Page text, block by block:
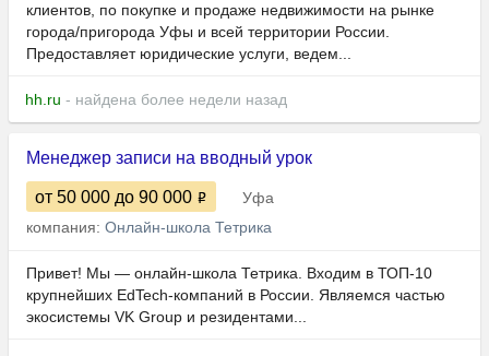
клиентов, по покупке и продаже недвижимости на рынке
города/пригорода Уфы и всей территории России.
Предоставляет юридические услуги, ведем...
hh.ru - найдена более недели назад
Менеджер записи на вводный урок
от 50 000 до 90 000
Уфа
компания: Онлайн-школа Тетрика
Привет! Мы — онлайн-школа Тетрика. Входим в ТОП-10
крупнейших EdTech-компаний в России. Являемся частью
экосистемы VK Group и резидентами...